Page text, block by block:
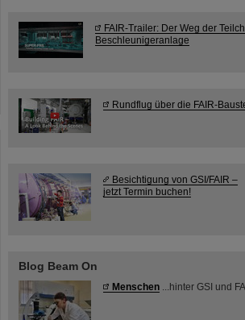
FAIR-Trailer: Der Weg der
Beschleunigeranlage
Rundflug über die FAIR-
Besichtigung von GSI/FAIR –
jetzt Termin buchen!
Blog Beam On
Menschen ...hinter GSI und